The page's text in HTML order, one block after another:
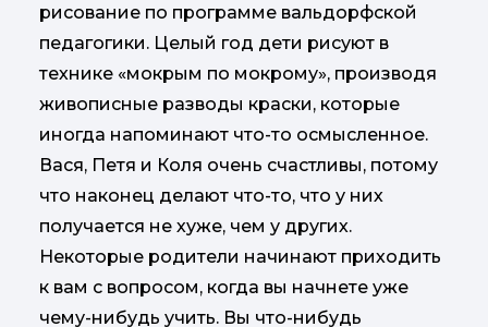
рисование по программе вальдорфской
педагогики. Целый год дети рисуют в
технике «мокрым по мокрому», производя
живописные разводы краски, которые
иногда напоминают что-то осмысленное.
Вася, Петя и Коля очень счастливы, потому
что наконец делают что-то, что у них
получается не хуже, чем у других.
Некоторые родители начинают приходить
к вам с вопросом, когда вы начнете уже
чему-нибудь учить. Вы что-нибудь